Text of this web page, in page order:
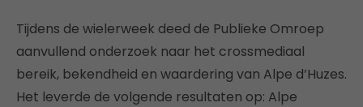
Tijdens de wielerweek deed de Publieke Omroep
aanvullend onderzoek naar het crossmediaal
bereik, bekendheid en waardering van Alpe d’Huzes.
Het leverde de volgende resultaten op: Alpe